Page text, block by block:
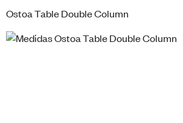
Ostoa Table Double Column